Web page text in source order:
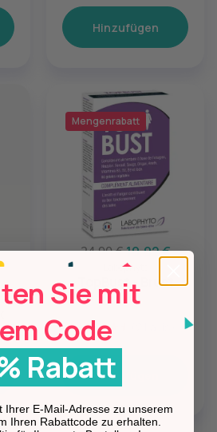
Hinzufügen
Mengenrabatt
24,90 €19,92 €
Labophyto
TopBust - Brust
Hinzufügen
Sie mit
Code
Rabatt
Ihrer E-Mail-Adresse zu unserem
Ihren Rabattcode zu erhalten.